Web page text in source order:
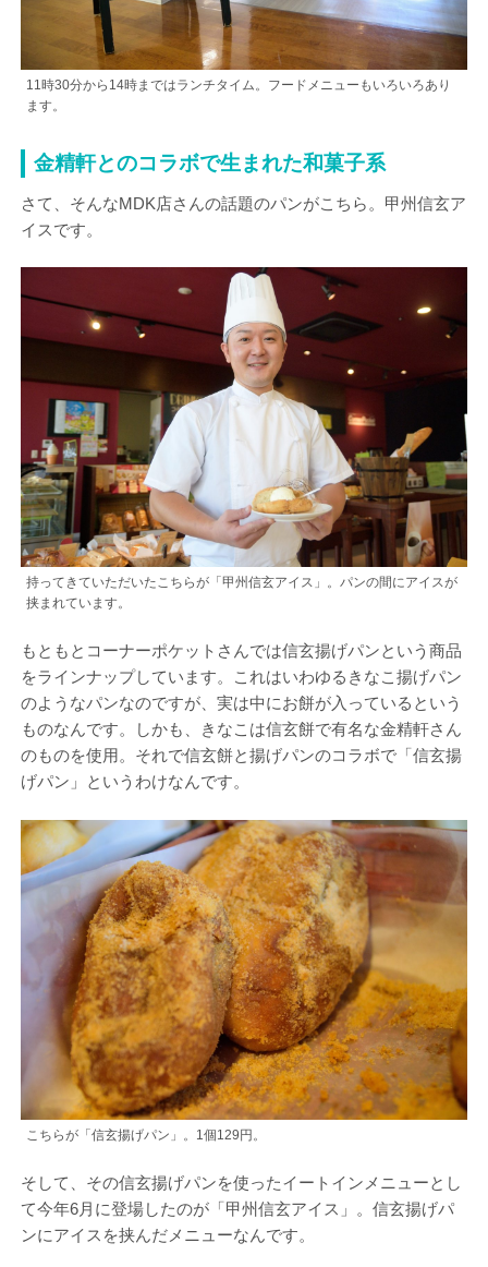
11時30分から14時まではランチタイム。フードメニューもいろいろあり
ます。
金精軒とのコラボで生まれた和菓子系
さて、そんなMDK店さんの話題のパンがこちら。甲州信玄ア
イスです。
持ってきていただいたこちらが「甲州信玄アイス」。パンの間にアイスが
挟まれています。
もともとコーナーポケットさんでは信玄揚げパンという商品
をラインナップしています。これはいわゆるきなこ揚げパン
のようなパンなのですが、実は中にお餅が入っているという
ものなんです。しかも、きなこは信玄餅で有名な金精軒さん
のものを使用。それで信玄餅と揚げパンのコラボで「信玄揚
げパン」というわけなんです。
こちらが「信玄揚げパン」。1個129円。
そして、その信玄揚げパンを使ったイートインメニューとし
て今年6月に登場したのが「甲州信玄アイス」。信玄揚げパ
ンにアイスを挟んだメニューなんです。